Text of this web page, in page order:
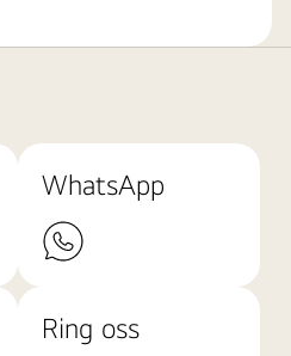
WhatsApp
Ring oss